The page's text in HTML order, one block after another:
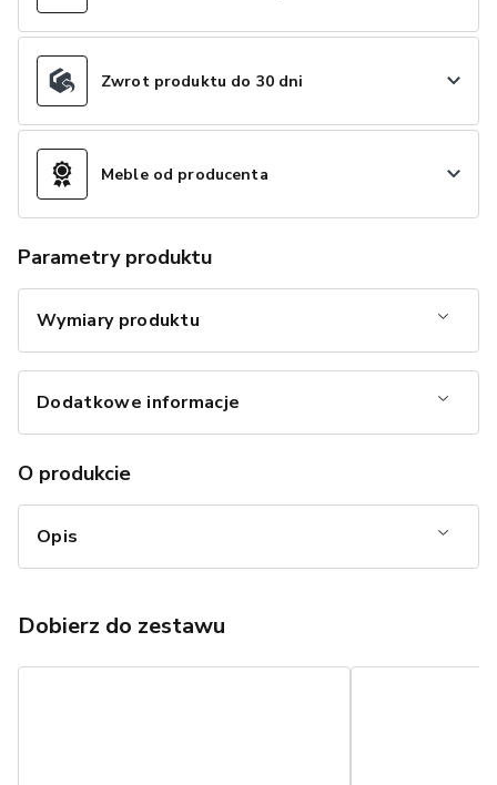
Zwrot produktu do 30 dni
Meble od producenta
Parametry produktu
Wymiary produktu
Dodatkowe informacje
O produkcie
Opis
Dobierz do zestawu